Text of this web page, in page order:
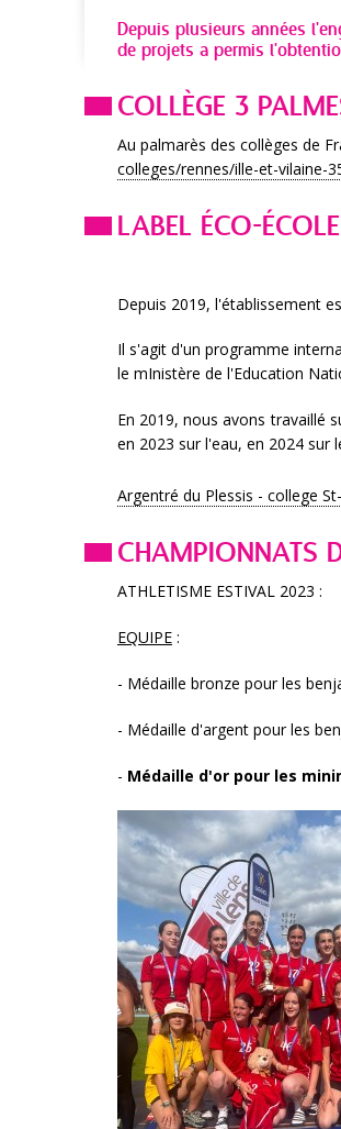
Depuis plusieurs années
de projets a permis
COLLÈGE 3
Au palmarès des collèges de
colleges/rennes/ille-et-vilaine-
LABEL ÉCO-
Depuis 2019, l'établissement
Il s'agit d'un programme
le mInistère de l'Education
En 2019, nous avons travaillé
en 2023 sur l'eau, en 2024 sur
Argentré du Plessis - college
CHAMPIONNATS
ATHLETISME ESTIVAL 2023 :
EQUIPE :
- Médaille bronze pour les
- Médaille d'argent pour les
- Médaille d'or pour les